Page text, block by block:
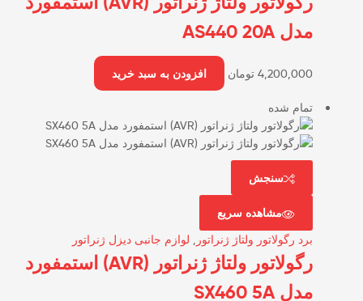
مدل AS440 20A
4,200,000 تومان افزودن به سبد خرید
تمام شده
سنجش
مشاهده سریع
برد رگولاتور ولتاژ ژنراتور لوازم جانبی دیزل ژنراتور
رگولاتور ولتاژ ژنراتور (AVR) استمفورد
مدل SX460 5A